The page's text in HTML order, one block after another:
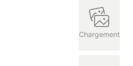
Chargement